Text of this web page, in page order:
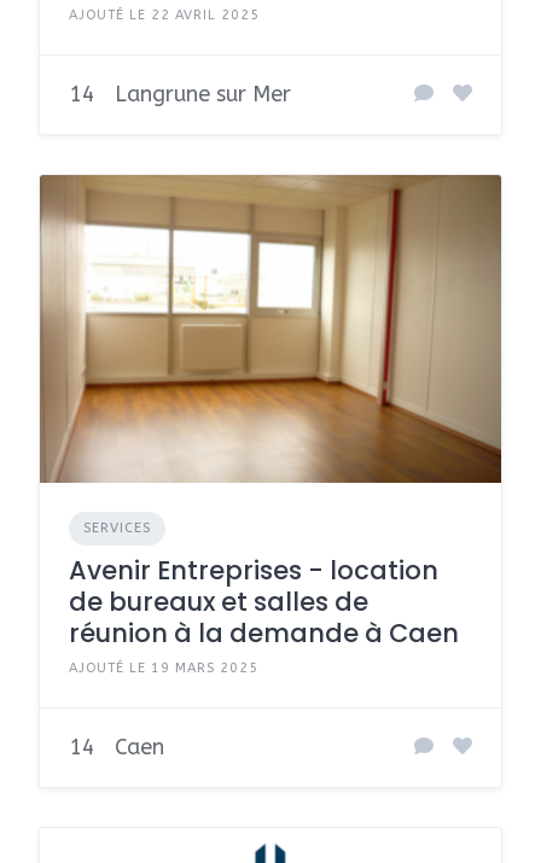
AJOUTÉ LE 22 AVRIL 2025
14 Langrune sur Mer
SERVICES
Avenir Entreprises - location
de bureaux et salles de
réunion à la demande à Caen
AJOUTÉ LE 19 MARS 2025
14 Caen